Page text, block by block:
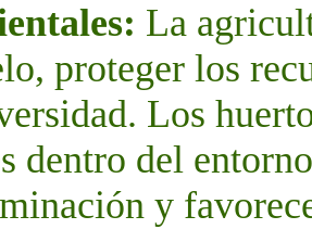
La
proteger los
Los
dentro del
y